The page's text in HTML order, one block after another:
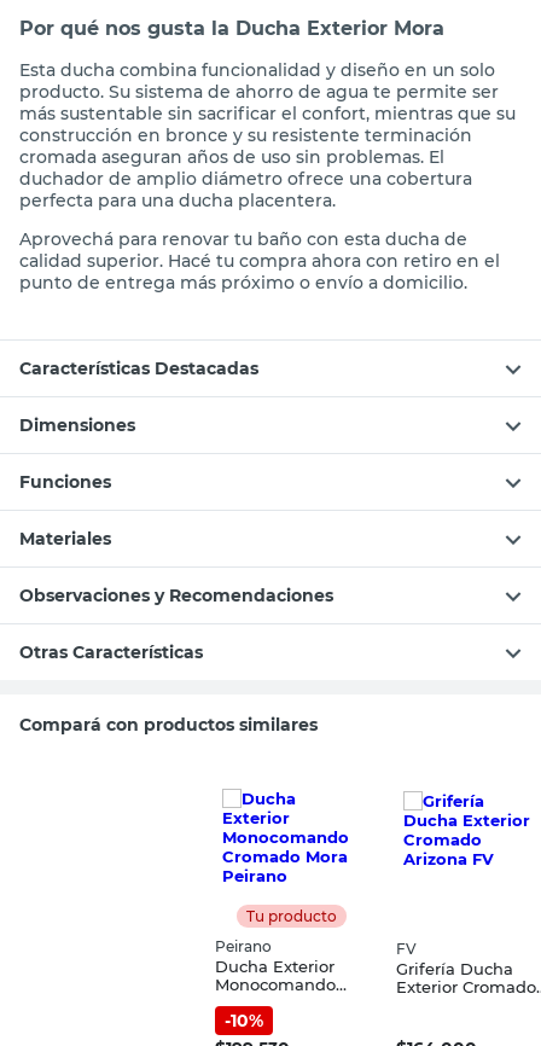
Por qué nos gusta la Ducha Exterior Mora
Esta ducha combina funcionalidad y diseño en un solo
producto. Su sistema de ahorro de agua te permite ser
más sustentable sin sacrificar el confort, mientras que su
construcción en bronce y su resistente terminación
cromada aseguran años de uso sin problemas. El
duchador de amplio diámetro ofrece una cobertura
perfecta para una ducha placentera.
Aprovechá para renovar tu baño con esta ducha de
calidad superior. Hacé tu compra ahora con retiro en el
punto de entrega más próximo o envío a domicilio.
Características Destacadas
Dimensiones
Funciones
Materiales
Observaciones y Recomendaciones
Otras Características
Compará con productos similares
Tu producto
Peirano
Ducha Exterior
Monocomando
Cromado Mora
Peirano
-10%
FV
Grifería Ducha
Exterior Cromado